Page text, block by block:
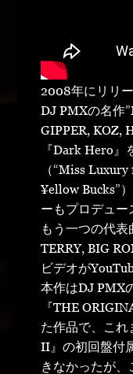
2008年にリリ
DJ PMXの名作
GIPPER, KOZ,
『Dark Hero』
（“Miss
¥ellow Bucks”
ーもプロデュ
もう一つの代表
TERRY, BIG
ビデオが
本作はDJ PMX
『THE
た作品で、こ
II』の初回盤付
きなかったが、